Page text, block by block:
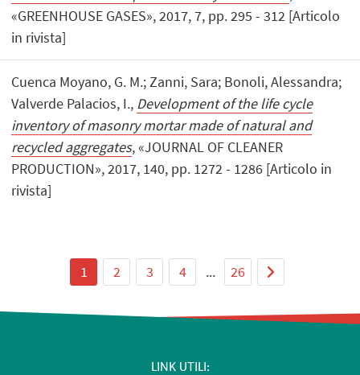
«GREENHOUSE GASES», 2017, 7, pp. 295 - 312 [Articolo
in rivista]
Cuenca Moyano, G. M.; Zanni, Sara; Bonoli, Alessandra;
Valverde Palacios, I., Development of the life cycle
inventory of masonry mortar made of natural and
recycled aggregates, «JOURNAL OF CLEANER
PRODUCTION», 2017, 140, pp. 1272 - 1286 [Articolo in
rivista]
1 2 3 4 ... 26
LINK UTILI